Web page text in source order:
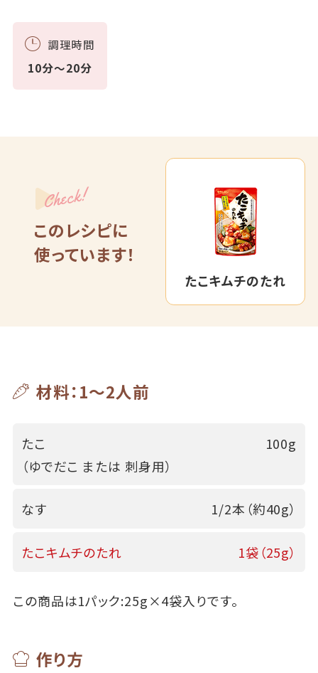
調理時間
10分～20分
Check!
このレシピに
使っています！
たこキムチのたれ
材料：1～2人前
たこ
（ゆでだこ または 刺身用）
100g
なす 1/2本（約40g）
たこキムチのたれ 1袋（25g）
この商品は1パック:25g×4袋入りです。
作り方